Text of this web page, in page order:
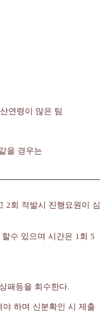
연령이 많은 팀
을 경우는
2회 적발시 진행요원이 심
수 있으며 시간은 1 회 5
패등을 회수한다.
하며 신분확인 시 제출